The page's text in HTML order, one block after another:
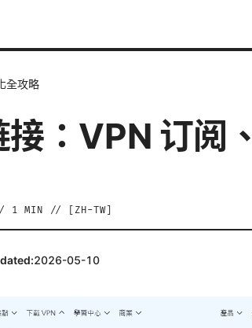
全攻略
：VPN 订阅
1 MIN // [ ZH-TW
2026-05-10